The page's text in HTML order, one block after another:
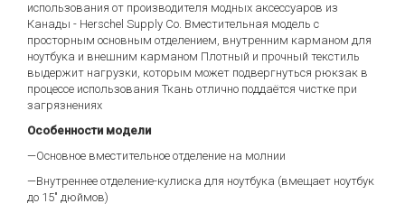
использования от производителя модных аксессуаров из
Канады - Herschel Supply Co. Вместительная модель с
просторным основным отделением, внутренним карманом для
ноутбука и внешним карманом Плотный и прочный текстиль
выдержит нагрузки, которым может подвергнуться рюкзак в
процессе использования Ткань отлично поддаётся чистке при
загрязнениях
Особенности модели
—Основное вместительное отделение на молнии
—Внутреннее отделение-кулиска для ноутбука (вмещает ноутбук
до 15" дюймов)